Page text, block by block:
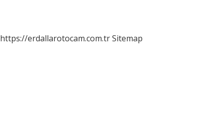
https://erdallarotocam.com.trSitemap